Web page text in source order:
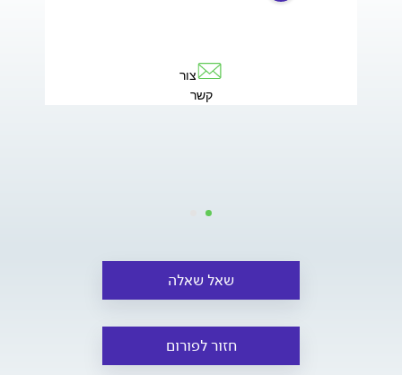
צור
קשר
שאל שאלה
חזור לפורום